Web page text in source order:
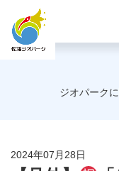
ジオパーク
2024年07月28日